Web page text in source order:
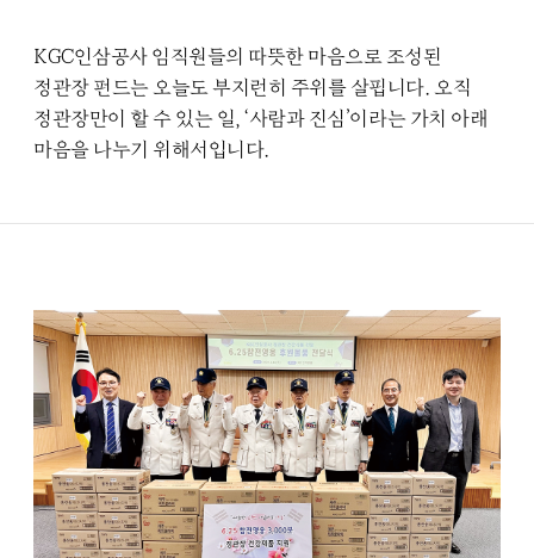
KGC인삼공사 임직원들의 따뜻한 마음으로 조성된
정관장 펀드는 오늘도 부지런히 주위를 살핍니다. 오직
정관장만이 할 수 있는 일, ‘사람과 진심’이라는 가치 아래
마음을 나누기 위해서입니다.